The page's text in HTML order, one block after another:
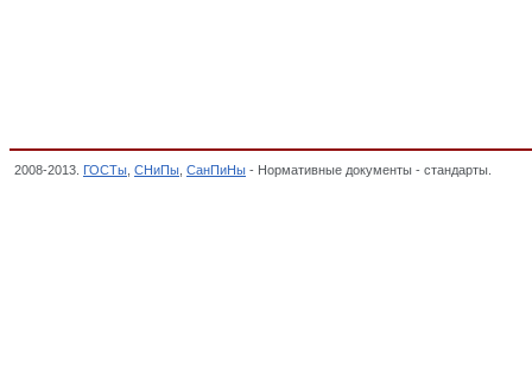
2008-2013. ГОСТы СНиПы СанПиНы - Нормативные документы - стандарты.